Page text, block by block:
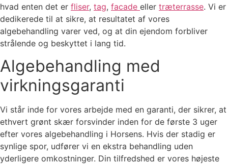
hvad enten det er fliser, tag, facade eller træterrasse. Vi er
dedikerede til at sikre, at resultatet af vores
algebehandling varer ved, og at din ejendom forbliver
strålende og beskyttet i lang tid.
Algebehandling med
virkningsgaranti
Vi står inde for vores arbejde med en garanti, der sikrer, at
ethvert grønt skær forsvinder inden for de første 3 uger
efter vores algebehandling i Horsens. Hvis der stadig er
synlige spor, udfører vi en ekstra behandling uden
yderligere omkostninger. Din tilfredshed er vores højeste